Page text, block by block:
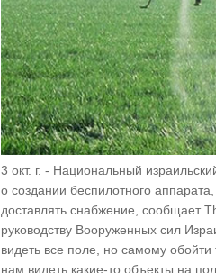
3 окт. г. - Национальный
о создании беспилотного
доставлять снабжение, сообщает
руководству Вооруженных сил
видеть все поле, но самому
нам видеть какие-то объекты на